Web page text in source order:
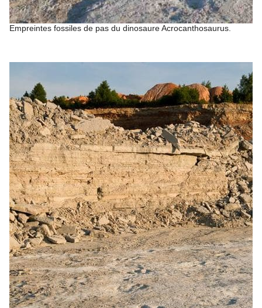
Empreintes fossiles de pas du dinosaure Acrocanthosaurus.